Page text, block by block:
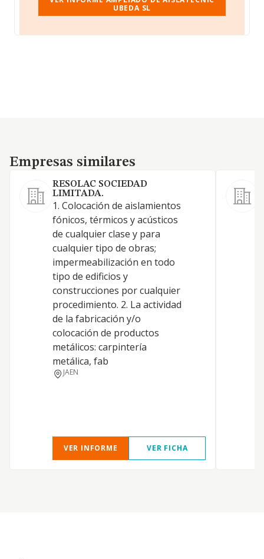
UBEDA SL
Empresas similares
Empresas similares
RESOLAC SOCIEDAD
LIMITADA.
1. Colocación de aislamientos
fónicos, térmicos y acústicos
de cualquier clase y para
cualquier tipo de obras;
impermeabilización en todo
tipo de edificios y
construcciones por cualquier
procedimiento. 2. La actividad
de la fabricación y/o
colocación de productos
metálicos: carpintería
metálica, fab
JAEN
VER INFORME VER FICHA